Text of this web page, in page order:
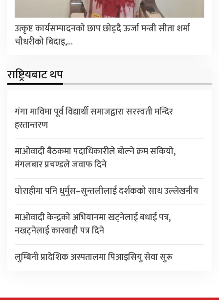
उत्कृष्ट कार्यसम्पादनको छाप छोड्दै ऊर्जा मन्त्री सीता शर्मा
चौधरीको बिदाइ,…
राष्ट्रियबाट थप
गंगा माविमा पूर्व विद्यार्थी समाजद्वारा सरस्वती मन्दिर
हस्तान्तरण
माओवादी बैठकमा पदाधिकारीले बोल्ने क्रम सकियो,
मंगलबार प्रचण्डले जवाफ दिने
घोराहीमा पनि धुर्मुस–सुन्तलीलाई दर्शकको साथ उल्लेखनीय
माओवादी केन्द्रको अभियानमा खट्नेलाई बधाई पत्र,
नखट्नेलाई कारवाही पत्र दिने
लुम्बिनी प्रादेशिक अस्पतालमा पिआइसियु सेवा सुरू